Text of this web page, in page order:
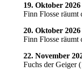
19. Oktober 2026
Finn Flosse räumt
20. Oktober 2026
Finn Flosse räumt
22. November
Fuchs der Geiger(